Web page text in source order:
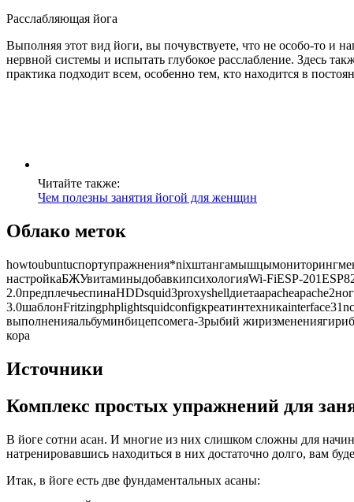
Расслабляющая йога
Выполняя этот вид йоги, вы почувствуете, что не особо-то и
нервной системы и испытать глубокое расслабление. Здесь
практика подходит всем, особенно тем, кто находится в
Читайте также:
Чем полезны занятия йогой для женщин
Облако меток
настройкаБЖУвитаминыдобавкипсихологияWi-FiESP-
выполненияальбуминбицепсомега-3рыбий
кора
Источники
Комплекс простых упражнений для
В йоге сотни асан. И многие из них слишком сложны для
натренировавшись находиться в них достаточно долго, вам
Итак, в йоге есть две фундаментальных асаны: